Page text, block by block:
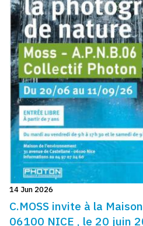
14 Jun 2026
C.MOSS invite à la
06100 NICE , le 20 juin